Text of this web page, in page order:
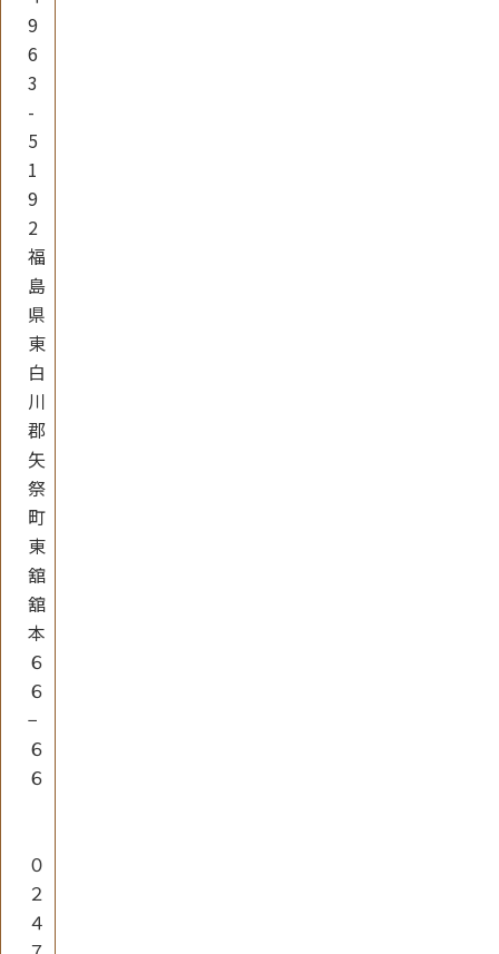
9
6
3
-
5
1
9
2
福
島
県
東
白
川
郡
矢
祭
町
東
舘
舘
本
６
６
−
６
６
０
２
４